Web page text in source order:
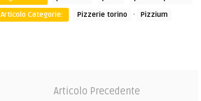
Articolo Categorie:
Pizzerie torino · Pizzium
Articolo Precedente